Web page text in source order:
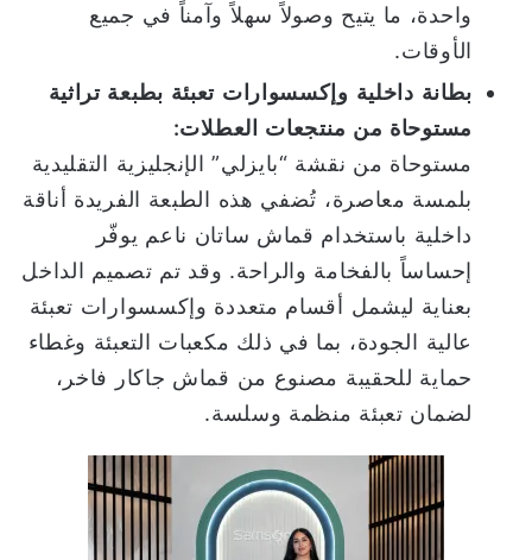
واحدة، ما يتيح وصولاً سهلاً وآمناً في جميع
الأوقات.
بطانة داخلية وإكسسوارات تعبئة بطبعة تراثية
مستوحاة من منتجعات العطلات:
مستوحاة من نقشة “بايزلي” الإنجليزية التقليدية
بلمسة معاصرة، تُضفي هذه الطبعة الفريدة أناقة
داخلية باستخدام قماش ساتان ناعم يوفّر
إحساساً بالفخامة والراحة. وقد تم تصميم الداخل
بعناية ليشمل أقسام متعددة وإكسسوارات تعبئة
عالية الجودة، بما في ذلك مكعبات التعبئة وغطاء
حماية للحقيبة مصنوع من قماش جاكار فاخر،
لضمان تعبئة منظمة وسلسة.